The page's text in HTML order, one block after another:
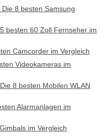
8 besten Samsung
besten 60 Zoll Fernseher im
Camcorder im Vergleich
Videokameras im
8 besten Mobilen WLAN
Alarmanlagen im
im Vergleich